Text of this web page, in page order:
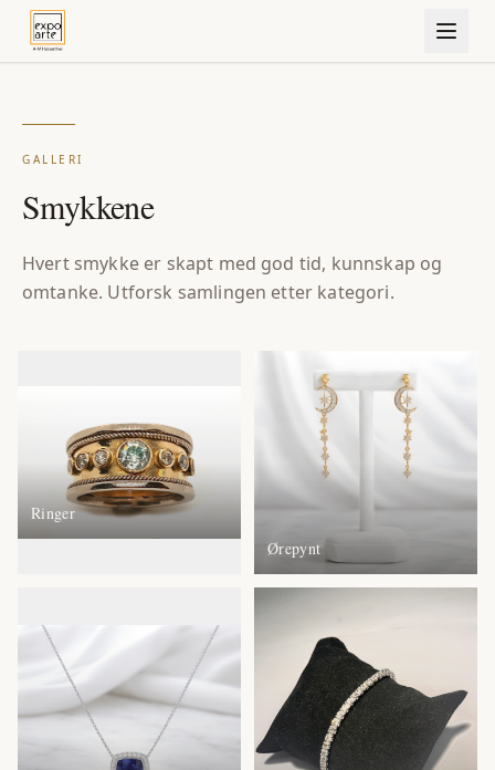
GALLERI
Smykkene
Hvert smykke er skapt med god tid, kunnskap og
omtanke. Utforsk samlingen etter kategori.
Ringer
Ørepynt